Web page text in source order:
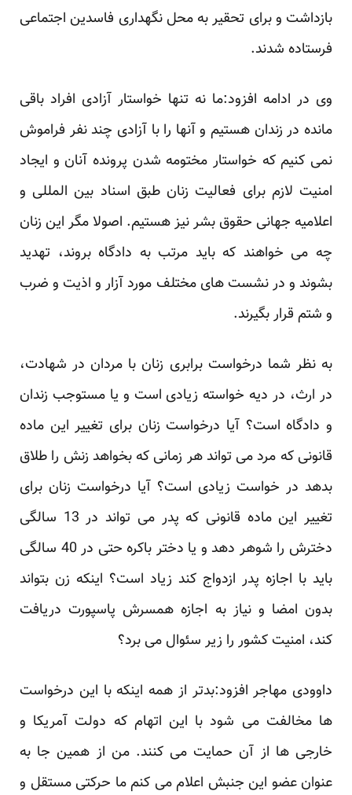
بازداشت و برای تحقیر به محل نگهداری فاسدین اجتماعی
فرستاده شدند.
وی در ادامه افزود:ما نه تنها خواستار آزادی افراد باقی
مانده در زندان هستیم و آنها را با آزادی چند نفر فراموش
نمی کنیم که خواستار مختومه شدن پرونده آنان و ایجاد
امنیت لازم برای فعالیت زنان طبق اسناد بین المللی و
اعلامیه جهانی حقوق بشر نیز هستیم. اصولا مگر این زنان
چه می خواهند که باید مرتب به دادگاه بروند، تهدید
بشوند و در نشست های مختلف مورد آزار و اذیت و ضرب
و شتم قرار بگیرند.
به نظر شما درخواست برابری زنان با مردان در شهادت،
در ارث، در دیه خواسته زیادی است و یا مستوجب زندان
و دادگاه است؟ آیا درخواست زنان برای تغییر این ماده
قانونی که مرد می تواند هر زمانی که بخواهد زنش را طلاق
بدهد در خواست زیادی است؟ آیا درخواست زنان برای
تغییر این ماده قانونی که پدر می تواند در 13 سالگی
دخترش را شوهر دهد و یا دختر باکره حتی در 40 سالگی
باید با اجازه پدر ازدواج کند زیاد است؟ اینکه زن بتواند
بدون امضا و نیاز به اجازه همسرش پاسپورت دریافت
کند، امنیت کشور را زیر سئوال می برد؟
داوودی مهاجر افزود:بدتر از همه اینکه با این درخواست
ها مخالفت می شود با این اتهام که دولت آمریکا و
خارجی ها از آن حمایت می کنند. من از همین جا به
عنوان عضو این جنبش اعلام می کنم ما حرکتی مستقل و